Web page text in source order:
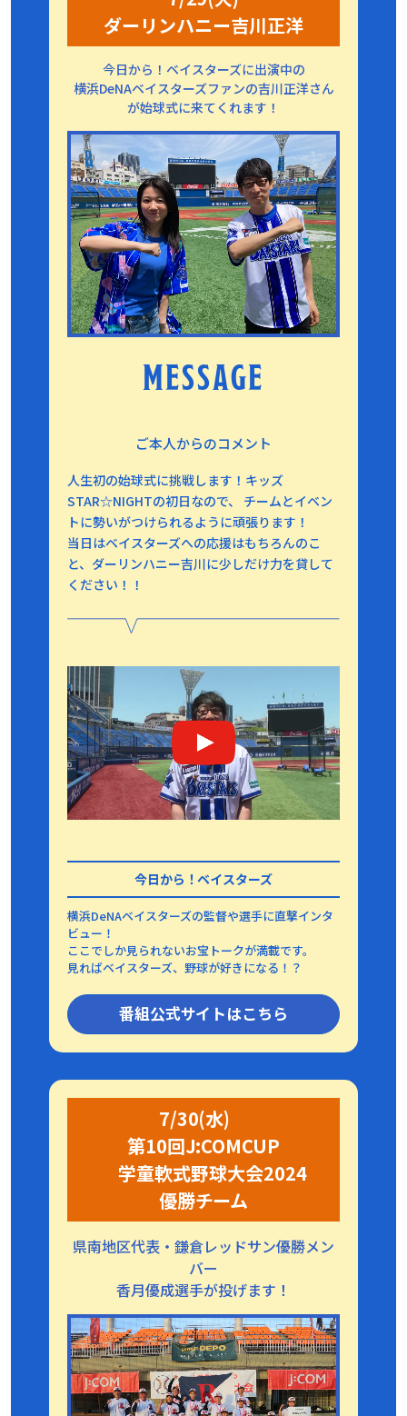
ダーリンハニー吉川正洋
今日から！ベイスターズに出演中の
横浜DeNAベイスターズファンの吉川正洋さん
が始球式に来てくれます！
MESSAGE
ご本人からのコメント
人生初の始球式に挑戦します！キッズ
STAR☆NIGHTの初日なので、
チームとイベン
トに勢いがつけられるように頑張ります！
当日はベイスターズへの応援はもちろんのこ
と、ダーリンハニー吉川に少しだけ力を貸して
ください！！
今日から！ベイスターズ
横浜DeNAベイスターズの監督や選手に直撃インタ
ビュー！
ここでしか見られないお宝トークが満載です。
見ればベイスターズ、野球が好きになる！？
番組公式サイトはこちら
7/30(水)
第10回J:COMCUP
学童軟式野球大会2024
優勝チーム
県南地区代表・鎌倉レッドサン優勝メン
バー
香月優成選手が投げます！